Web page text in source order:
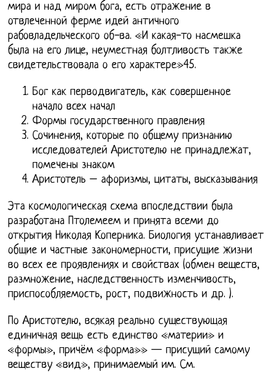
мира и над миром бога, есть отражение в
отвлеченной ферме идей античного
рабовладельческого об-ва. «И какая-то насмешка
была на его лице, неуместная болтливость также
свидетельствовала о его характере»45.
Бог как перводвигатель, как совершенное
начало всех начал
Формы государственного правления
Сочинения, которые по общему признанию
исследователей Аристотелю не принадлежат,
помечены знаком
Аристотель – афоризмы, цитаты, высказывания
Эта космологическая схема впоследствии была
разработана Птолемеем и принята всеми до
открытия Николая Коперника. Биология устанавливает
общие и частные закономерности, присущие жизни
во всех ее проявлениях и свойствах (обмен веществ,
размножение, наследственность изменчивость,
приспособляемость, рост, подвижность и др. ).
По Аристотелю, всякая реально существующая
единичная вещь есть единство «материи» и
«формы», причём «форма»» — присущий самому
веществу «вид», принимаемый им. См.